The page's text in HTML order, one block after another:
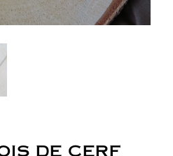
DE CERF